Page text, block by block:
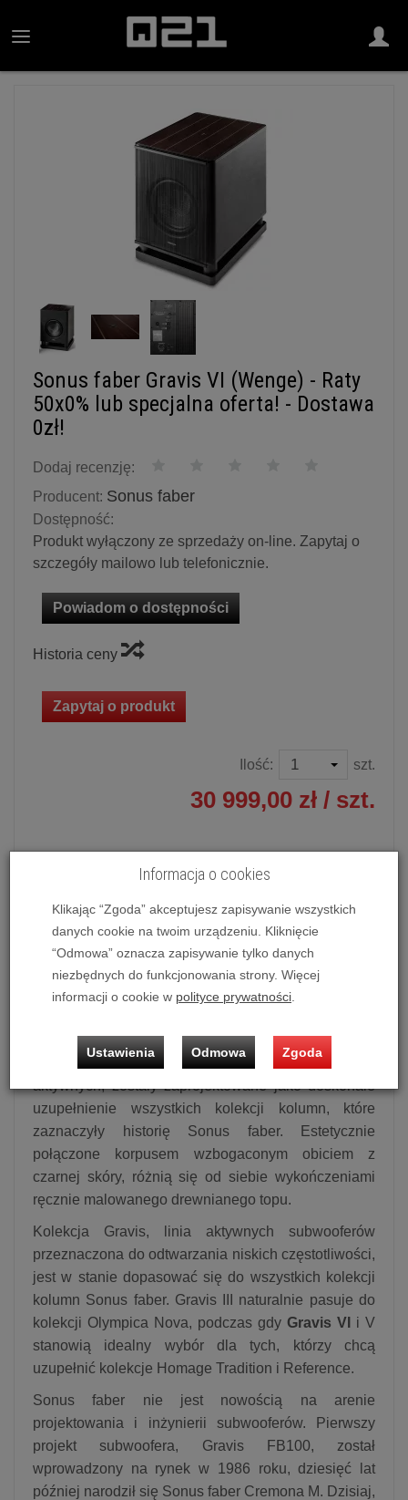
Sonus faber Gravis VI (Wenge) - Raty
50x0% lub specjalna oferta! - Dostawa
0zł!
Dodaj recenzję:
Producent: Sonus faber
Dostępność:
Produkt wyłączony ze sprzedaży on-line. Zapytaj o
szczegóły mailowo lub telefonicznie.
Powiadom o dostępności
Historia ceny
Zapytaj o produkt
Ilość: szt.
30 999,00 zł / szt.
Subwoofer Aktywny Sonus faber Gravis VI (Wenge)
Możliwość zakupu produktu w bezpłatnym systemie
ratalnym 0% na 10, 20, 30 i 50 miesięcy lub specjalna
oferta!
Subwoofer aktywny Sonus faber Gravis VI
Subwoofery Gravis III, V i VI, najpotężniejsze i
najbardziej zaawansowane modele linii systemów
aktywnych, zostały zaprojektowane jako doskonałe
uzupełnienie wszystkich kolekcji kolumn, które
zaznaczyły historię Sonus faber. Estetycznie
połączone korpusem wzbogaconym obiciem z
czarnej skóry, różnią się od siebie wykończeniami
ręcznie malowanego drewnianego topu.
Kolekcja Gravis, linia aktywnych subwooferów
przeznaczona do odtwarzania niskich częstotliwości,
jest w stanie dopasować się do wszystkich kolekcji
kolumn Sonus faber. Gravis III naturalnie pasuje do
kolekcji Olympica Nova, podczas gdy Gravis VI
i V
stanowią idealny wybór dla tych, którzy chcą
uzupełnić kolekcje Homage Tradition i Reference.
Sonus faber nie jest nowością na arenie
projektowania i inżynierii subwooferów. Pierwszy
projekt subwoofera, Gravis FB100, został
wprowadzony na rynek w 1986 roku, dziesięć lat
później narodził się Sonus faber Cremona M. Dzisiaj,
Informacja o cookies
Klikając “Zgoda” akceptujesz zapisywanie wszystkich
danych cookie na twoim urządzeniu. Kliknięcie
“Odmowa” oznacza zapisywanie tylko danych
niezbędnych do funkcjonowania strony. Więcej
informacji o cookie w polityce prywatności.
Ustawienia Odmowa Zgoda